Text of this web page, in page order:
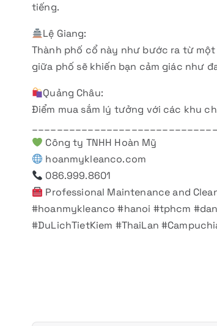
tiếng.
Lệ Giang:
Thành phố cổ này như bước ra từ
giữa phố sẽ khiến bạn cảm giác như
Quảng Châu:
Điểm mua sắm lý tưởng với các khu
Công ty TNHH Hoàn Mỹ
hoanmykleanco.com
086.999.8601
Professional Maintenance and
#hoanmykleanco #hanoi #tphcm
#DuLichTietKiem #ThaiLan